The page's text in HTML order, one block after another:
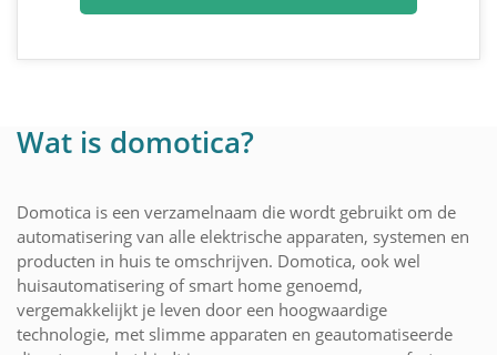
Wat is domotica?
Domotica is een verzamelnaam die wordt gebruikt om de
automatisering van alle elektrische apparaten, systemen en
producten in huis te omschrijven. Domotica, ook wel
huisautomatisering of smart home genoemd,
vergemakkelijkt je leven door een hoogwaardige
technologie, met slimme apparaten en geautomatiseerde